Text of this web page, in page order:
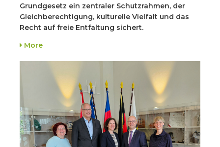
Grundgesetz ein zentraler Schutzrahmen, der
Gleichberechtigung, kulturelle Vielfalt und das
Recht auf freie Entfaltung sichert.
More